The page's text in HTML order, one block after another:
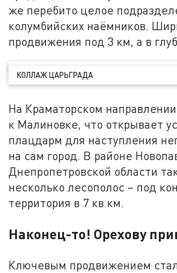
же перебито целое
колумбийских наёмников.
продвижения под 3 км, а в
КОЛЛАЖ ЦАРЬГРАДА
На Краматорском
к Малиновке, что открывает
плацдарм для наступления
на сам город. В районе
Днепропетровской области
несколько лесополос – под
территория в 7 кв.км.
Наконец-то! Орехову
Ключевым продвижением